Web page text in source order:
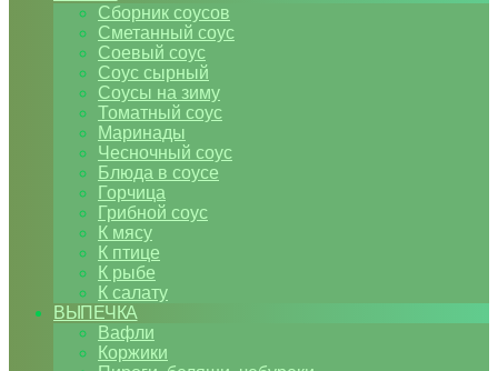
Сборник соусов
Сметанный соус
Соевый соус
Соус сырный
Соусы на зиму
Томатный соус
Маринады
Чесночный соус
Блюда в соусе
Горчица
Грибной соус
К мясу
К птице
К рыбе
К салату
ВЫПЕЧКА
Вафли
Коржики